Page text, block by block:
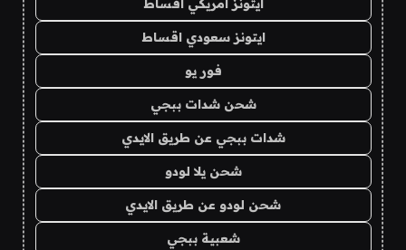
ايتونز امريكي اقساط
ايتونز سعودي اقساط
فور يو
شحن شدات ببجي
شدات ببجي عن طريق الايدي
شحن يلا لودو
شحن لودو عن طريق الايدي
شعبية ببجي